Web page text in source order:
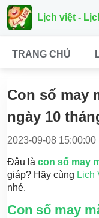
Lịch việt -
TRANG CHỦ
Con số may
ngày 10
2023-09-08 15:00:00
Đâu là con số may
giáp? Hãy cùng Lịch
nhé.
Con số may